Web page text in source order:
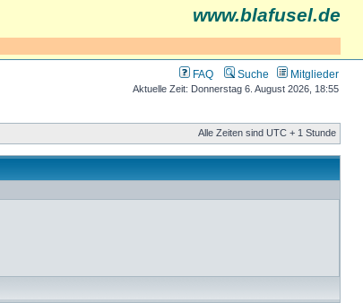
www.blafusel.de
FAQ Suche Mitglieder
Aktuelle Zeit: Donnerstag 6. August 2026, 18:55
Alle Zeiten sind UTC + 1 Stunde